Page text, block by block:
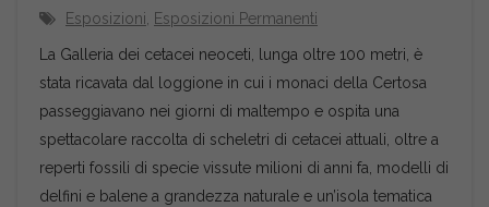
Esposizioni
Esposizioni Permanenti
La Galleria dei cetacei neoceti, lunga oltre 100 metri, è
stata ricavata dal loggione in cui i monaci della Certosa
passeggiavano nei giorni di maltempo e ospita una
spettacolare raccolta di scheletri di cetacei attuali, oltre a
reperti fossili di specie vissute milioni di anni fa, modelli di
delfini e balene a grandezza naturale e un’isola tematica